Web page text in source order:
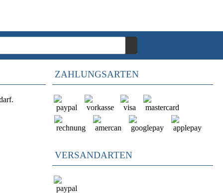
ZAHLUNGSARTEN
VERSANDARTEN